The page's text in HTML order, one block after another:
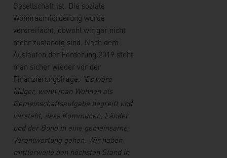
Gesellschaft ist. Die soziale
Wohnraumförderung wurde
verdreifacht, obwohl wir gar nicht
mehr zuständig sind. Nach dem
Auslaufen der Förderung 2019 steht
man sicher wieder vor der
Finanzierungsfrage. "Es wäre
klüger, wenn man Wohnen als
Gemeinschaftsaufgabe begreift und
versteht, dass Kommunen, Länder
und der Bund in eine gemeinsame
Verantwortung gehen. Wir haben
mittlerweile den höchsten Stand in